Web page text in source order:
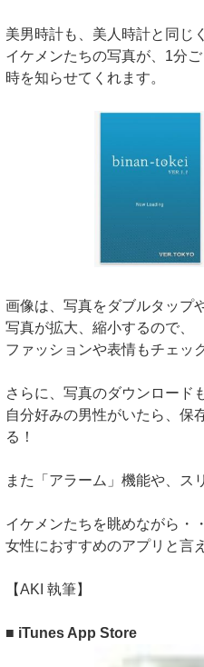
美男時計も、美人時計と同じ
イケメンたちの写真が、1分
時を知らせてくれます。
画像は、写真をダブルタップ
写真が拡大、縮小するので、
ファッションや表情もチェッ
さらに、写真のダウンロード
自分好みの男性がいたら、保
る！
また「アラーム」機能や、ス
イケメンたちを眺めながら・
女性におすすめのアプリと言
【AKI 執筆】
■ iTunes App Store